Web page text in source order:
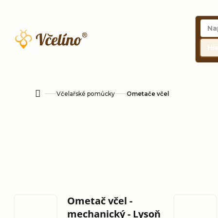
obsah
DomůVčelařské pomůcky Ometače včel
Ometač včel -
mechanický - Lysoň